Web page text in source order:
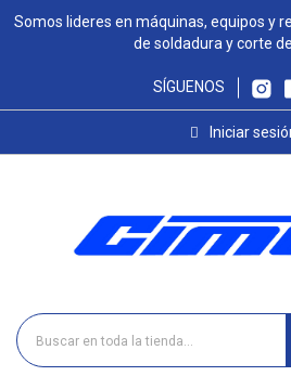
Somos lideres en máquinas, equipos y
de soldadura y corte
SÍGUENOS
Iniciar